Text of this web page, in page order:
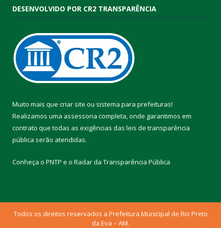
DESENVOLVIDO POR CR2 TRANSPARÊNCIA
Muito mais que criar site ou sistema para prefeituras!
Realizamos uma assessoria completa, onde garantimos em
contrato que todas as exigências das leis de transparência
pública serão atendidas.
Conheça o PNTP e o Radar da Transparência Pública
Todos os direitos reservados a Prefeitura Municipal de Rio Preto
da Eva – AM.